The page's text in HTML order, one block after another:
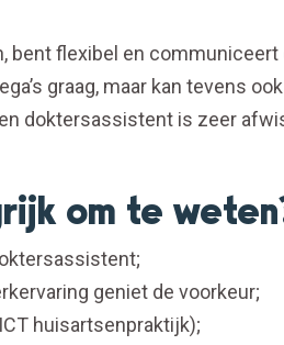
bent flexibel en communiceert
graag, maar kan tevens
doktersassistent is zeer
om te
geniet de voorkeur;
huisartsenpraktijk);